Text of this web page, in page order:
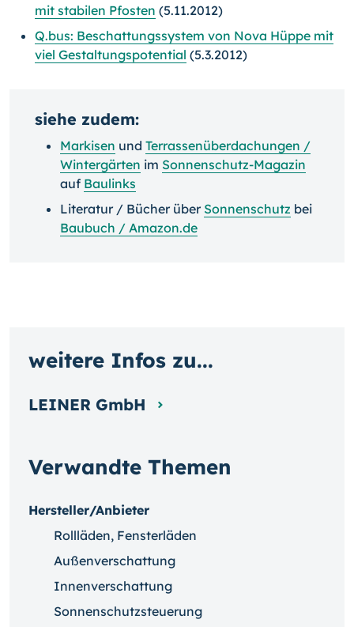
mit stabilen Pfosten (5.11.2012)
Q.bus: Beschattungssystem von Nova Hüppe mit
viel Gestaltungspotential (5.3.2012)
siehe zudem:
Markisen und Terrassenüberdachungen /
Wintergärten im Sonnenschutz-Magazin
auf Baulinks
Literatur / Bücher über Sonnenschutz bei
Baubuch / Amazon.de
Verwandte Themen
Hersteller/Anbieter
Rollläden, Fensterläden
Außenverschattung
Innenverschattung
Sonnenschutzsteuerung
weitere Infos zu...
LEINER GmbH